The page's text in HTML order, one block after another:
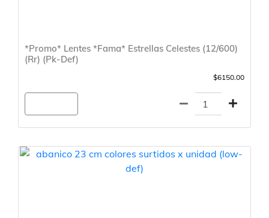
*Promo* Lentes *Fama* Estrellas Celestes (12/600)
(Rr) (Pk-Def)
$6150.00